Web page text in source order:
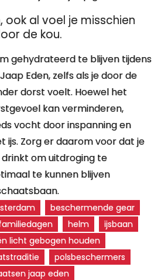
ook al voel je misschien
de kou.
gehydrateerd te blijven tijdens
Eden, zelfs als je door de
dorst voelt. Hoewel het
kan verminderen,
vocht door inspanning en
ijs. Zorg er daarom voor dat je
om uitdroging te
te kunnen blijven
beschermende gear
helm
ijsbaan
licht gebogen houden
polsbeschermers
jaap eden